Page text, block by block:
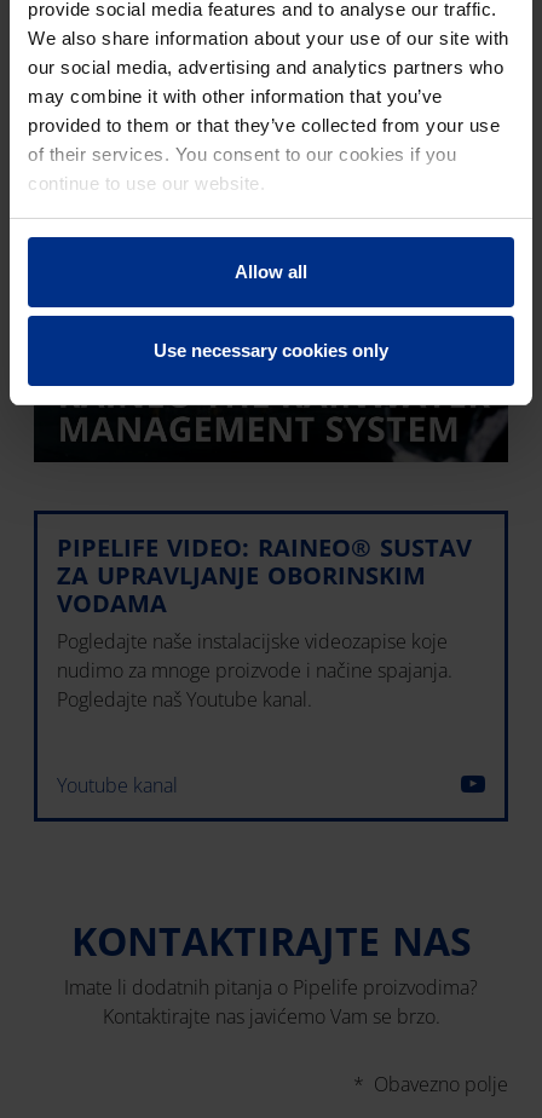
provide social media features and to analyse our traffic.
We also share information about your use of our site with
our social media, advertising and analytics partners who
may combine it with other information that you’ve
provided to them or that they’ve collected from your use
of their services. You consent to our cookies if you
continue to use our website.
Allow all
Use necessary cookies only
PIPELIFE RAINEO
Upravljanje oborinskim vodama
PIPELIFE VIDEO: RAINEO® SUSTAV
ZA UPRAVLJANJE OBORINSKIM
VODAMA
Pogledajte naše instalacijske videozapise koje
nudimo za mnoge proizvode i načine spajanja.
Pogledajte naš Youtube kanal.
Youtube kanal
KONTAKTIRAJTE NAS
Imate li dodatnih pitanja o Pipelife proizvodima?
Kontaktirajte nas javićemo Vam se brzo.
* Obavezno polje